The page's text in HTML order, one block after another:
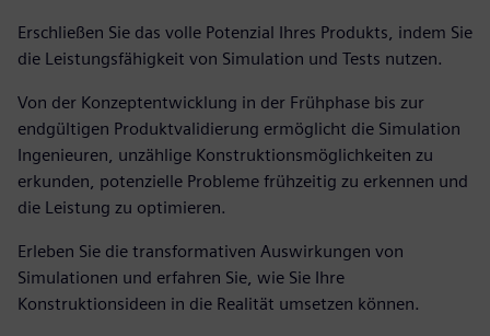
Erschließen Sie das volle Potenzial Ihres Produkts, indem Sie
die Leistungsfähigkeit von Simulation und Tests nutzen.
Von der Konzeptentwicklung in der Frühphase bis zur
endgültigen Produktvalidierung ermöglicht die Simulation
Ingenieuren, unzählige Konstruktionsmöglichkeiten zu
erkunden, potenzielle Probleme frühzeitig zu erkennen und
die Leistung zu optimieren.
Erleben Sie die transformativen Auswirkungen von
Simulationen und erfahren Sie, wie Sie Ihre
Konstruktionsideen in die Realität umsetzen können.